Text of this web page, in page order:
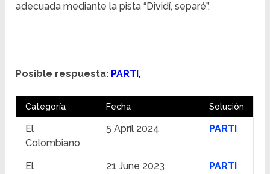
adecuada mediante la pista “Dividí, separé”.
Posible respuesta: PARTI,
Categoría Fecha Solución
El
Colombiano
5 April 2024 PARTI
El
21 June 2023 PARTI